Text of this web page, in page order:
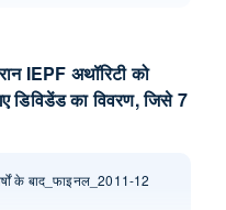
IEPF अथॉ‍रिटी को
डिविडेंड का विवरण, जिसे 7
के बाद_फाइनल_2011-12